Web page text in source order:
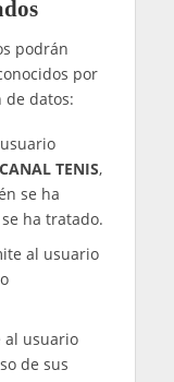
hechos de
en el
y
a la libertad
por el
y los
de este